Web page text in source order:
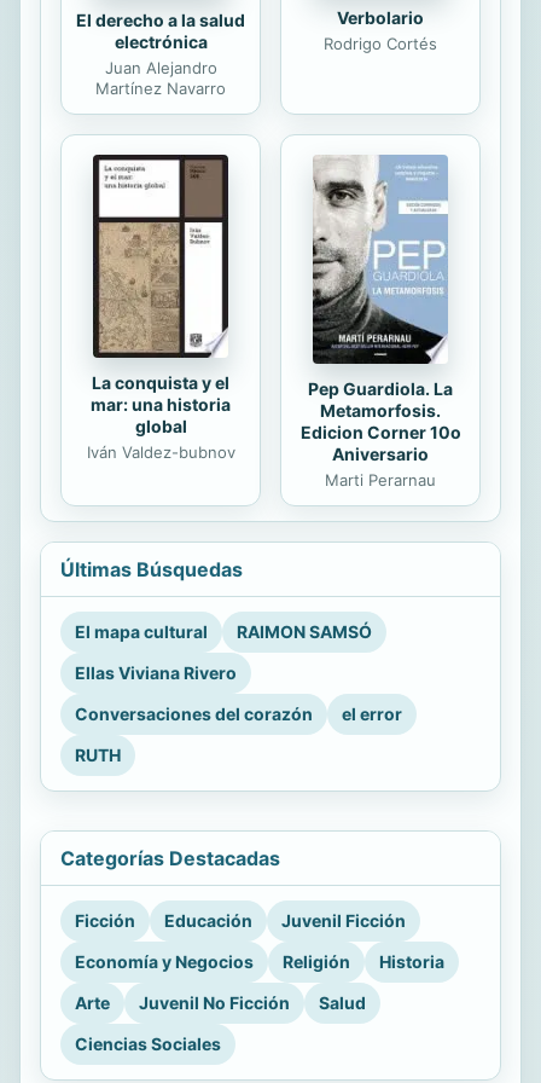
El derecho a la salud
electrónica
Juan Alejandro
Martínez Navarro
Verbolario
Rodrigo Cortés
La conquista y el
mar: una historia
global
Iván Valdez-bubnov
Pep Guardiola. La
Metamorfosis.
Edicion Corner 10o
Aniversario
Marti Perarnau
Últimas Búsquedas
El mapa cultural
RAIMON SAMSÓ
Ellas Viviana Rivero
Conversaciones del corazón
el error
RUTH
Categorías Destacadas
Ficción Educación
Juvenil Ficción
Economía y Negocios
Religión
Historia
Arte
Juvenil No Ficción
Salud
Ciencias Sociales